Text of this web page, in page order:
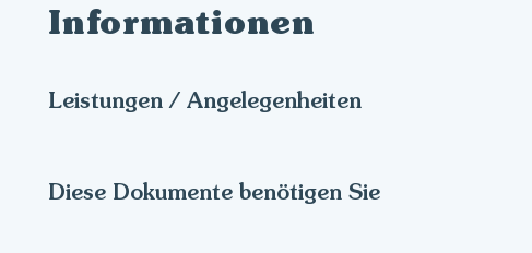
Informationen
Leistungen / Angelegenheiten
Diese Dokumente benötigen Sie